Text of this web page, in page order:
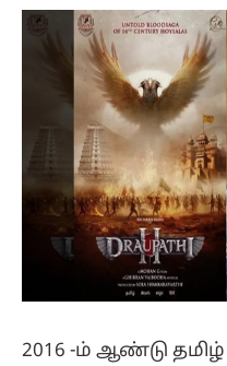
(Twitter)
2016 -ம் ஆண்டு தமிழ்